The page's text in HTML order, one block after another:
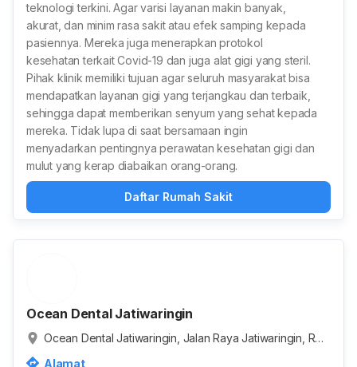
teknologi terkini. Agar varisi layanan makin banyak,
akurat, dan minim rasa sakit atau efek samping kepada
pasiennya. Mereka juga menerapkan protokol
kesehatan terkait Covid-19 dan juga alat gigi yang steril.
Pihak klinik memiliki tujuan agar seluruh masyarakat bisa
mendapatkan layanan gigi yang terjangkau dan terbaik,
sehingga dapat memberikan senyum yang sehat kepada
mereka. Tidak lupa di saat bersamaan ingin
menyadarkan pentingnya perawatan kesehatan gigi dan
mulut yang kerap diabaikan orang-orang.
Daftar Rumah Sakit
Ocean Dental Jatiwaringin
Ocean Dental Jatiwaringin, Jalan Raya Jatiwaringin, RT.
Alamat